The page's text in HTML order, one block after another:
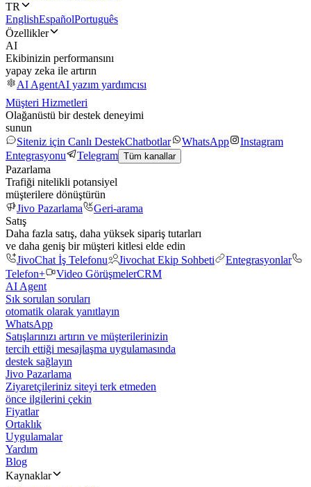
TR
EnglishEspañolPortuguês
Özellikler
AI
Ekibinizin performansını
yapay zeka ile artırın
AI AgentAI yazım yardımcısı
Müşteri Hizmetleri
Olağanüstü bir destek deneyimi
sunun
Siteniz için Canlı DestekChatbotlar WhatsApp
Instagram
Entegrasyonu
Telegram Tüm kanallar
Pazarlama
Trafiği nitelikli potansiyel
müşterilere dönüştürün
Jivo Pazarlama
Geri-arama
Satış
Daha fazla satış, daha yüksek sipariş tutarları
ve daha geniş bir müşteri kitlesi elde edin
JivoChat İş Telefonu
Jivochat Ekip Sohbeti
Entegrasyonlar
Telefon+
Video GörüşmelerCRM
AI Agent
Sık sorulan soruları
otomatik olarak yanıtlayın
WhatsApp
Satışlarınızı artırın ve müşterilerinizin
tercih ettiği mesajlaşma uygulamasında
destek sağlayın
Jivo Pazarlama
Ziyaretçileriniz siteyi terk etmeden
önce ilgilerini çekin
Fiyatlar
Ortaklık
Uygulamalar
Yardım
Blog
Kaynaklar